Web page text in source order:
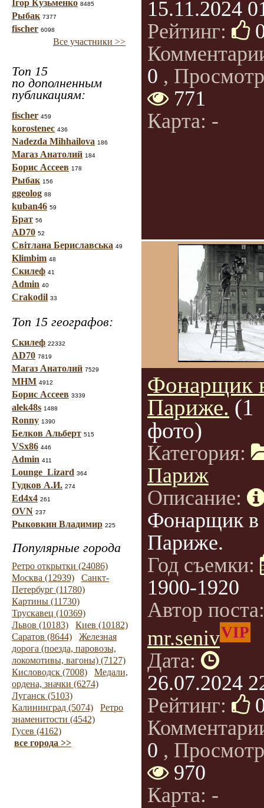
Ігор Кузьменко 8485
Рыбак 7377
fischer 6098
Все участники >>
Топ 15
по дополненным
публикациям:
fischer 459
korostenec 436
Nadezda Mihhailova 186
Магаз Анатолий 184
Борис Ассеев 178
Рыбак 156
ggeolog 88
kuban46 59
Брат 56
AD70 52
Світлана Бериславська 49
Klimbim 48
Скилеф 41
Admin 40
Crakodil 33
Топ 15 географов:
Скилеф 22332
AD70 7819
Магаз Анатолий 7529
МНМ 4912
Борис Ассеев 3339
alek48s 1488
Ronny 1390
Белков Альберт 515
VSx86 446
Admin 411
Lounge_Lizard 364
Гудков А.И. 274
Ed4x4 261
OVN 237
Рыковкин Владимир 225
Популярные города
Ретро открытки (24086)
Москва (12939)
Санкт-
Петербург (11780)
Картины (11730)
Трускавец (10369)
Львов (10183)
Киев (10182)
Саратов (8644)
Железная
дорога (поезда, паровозы,
локомотивы, вагоны) (7127)
Кисловодск (7008)
Медали,
ордена, значки (6274)
Луганск (5103)
Калининград (5074)
Ретро
знаменитости (4542)
Гусев (4162)
все города >>
15.11.2024
Рейтинг:
0 ,
771
Карта: -
Фонарщик
Париже. (1
фото)
Категория:
Париж
Описание:
Фонарщик в
Париже.
Год съемки:
1900-1920
Автор
mr.senivVIP
Дата:
26.07.2024
Рейтинг:
0 ,
970
Карта: -